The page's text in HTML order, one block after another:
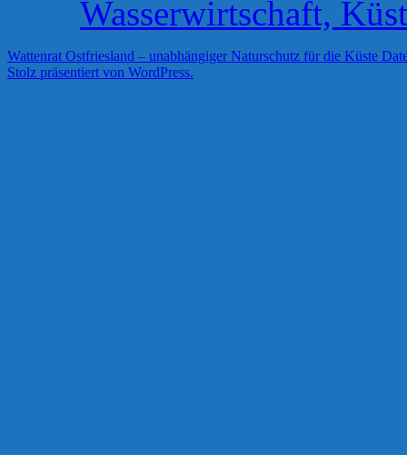
Wasserwirtschaft,
Wattenrat Ostfriesland – unabhängiger Naturschutz für die Küste
Stolz präsentiert von WordPress.